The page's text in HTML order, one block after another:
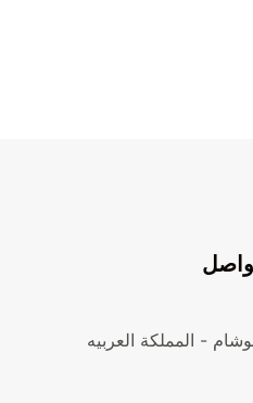
- المملكة العربيه